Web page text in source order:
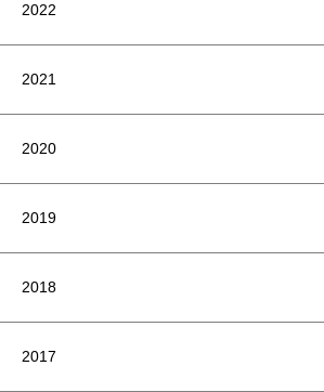
2022
2021
2020
2019
2018
2017